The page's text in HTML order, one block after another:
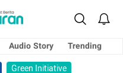
Audio Story
Trending
Green Initiative